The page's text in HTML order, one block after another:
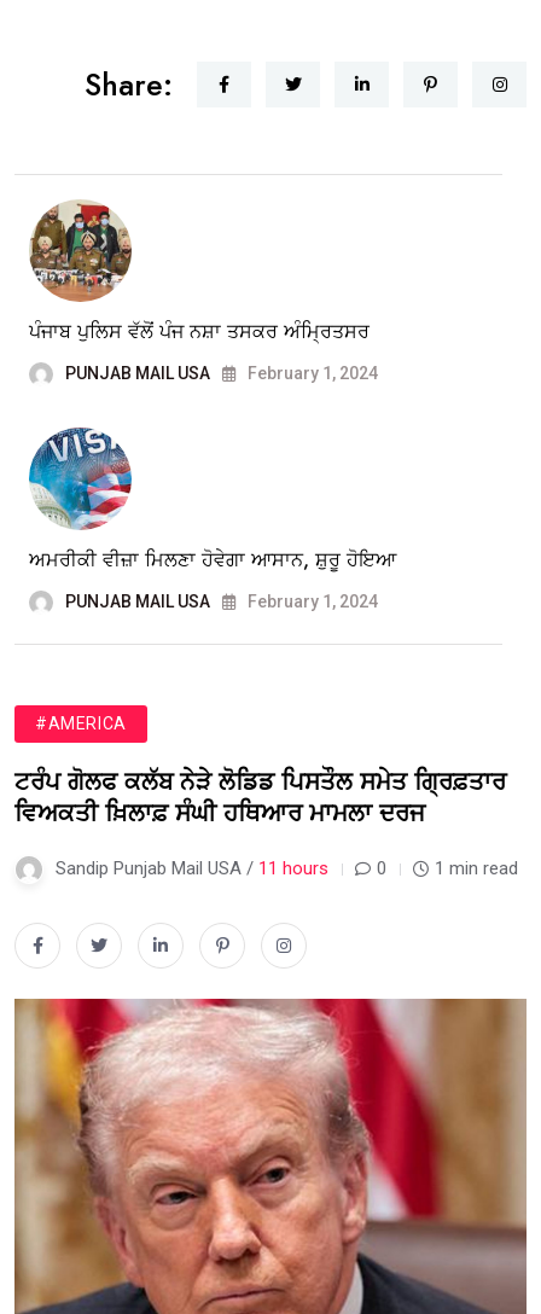
Share:
ਪੰਜਾਬ ਪੁਲਿਸ ਵੱਲੋਂ ਪੰਜ ਨਸ਼ਾ ਤਸਕਰ ਅੰਮ੍ਰਿਤਸਰ
PUNJAB MAIL USA February 1, 2024
ਅਮਰੀਕੀ ਵੀਜ਼ਾ ਮਿਲਣਾ ਹੋਵੇਗਾ ਆਸਾਨ, ਸ਼ੁਰੂ ਹੋਇਆ
PUNJAB MAIL USA February 1, 2024
#AMERICA
ਟਰੰਪ ਗੋਲਫ ਕਲੱਬ ਨੇੜੇ ਲੋਡਿਡ ਪਿਸਤੌਲ ਸਮੇਤ ਗ੍ਰਿਫ਼ਤਾਰ
ਵਿਅਕਤੀ ਖ਼ਿਲਾਫ਼ ਸੰਘੀ ਹਥਿਆਰ ਮਾਮਲਾ ਦਰਜ
Sandip Punjab Mail USA / 11 hours 0 1 min read